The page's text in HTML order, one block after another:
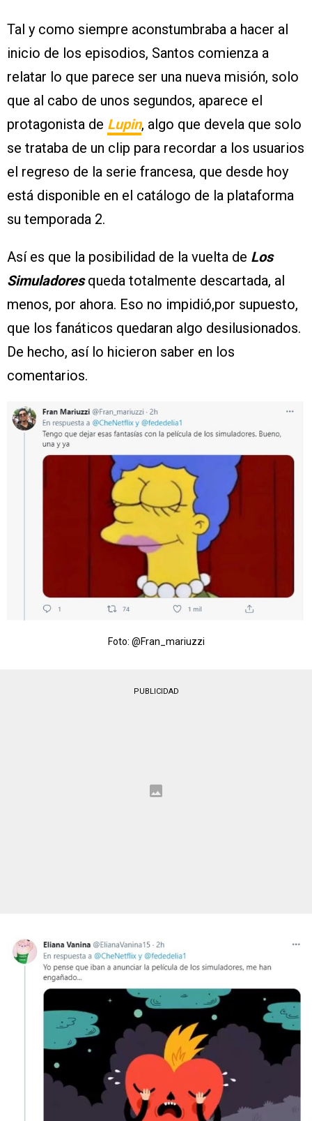
Tal y como siempre aconstumbraba a hacer al
inicio de los episodios, Santos comienza a
relatar lo que parece ser una nueva misión, solo
que al cabo de unos segundos, aparece el
protagonista de Lupin, algo que devela que solo
se trataba de un clip para recordar a los usuarios
el regreso de la serie francesa, que desde hoy
está disponible en el catálogo de la plataforma
su temporada 2.
Así es que la posibilidad de la vuelta de Los
Simuladoresqueda totalmente descartada, al
menos, por ahora. Eso no impidió,por supuesto,
que los fanáticos quedaran algo desilusionados.
De hecho, así lo hicieron saber en los
comentarios.
Foto: @Fran_mariuzzi
PUBLICIDAD